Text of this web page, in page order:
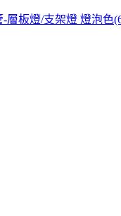
層板燈/支架燈 燈泡色